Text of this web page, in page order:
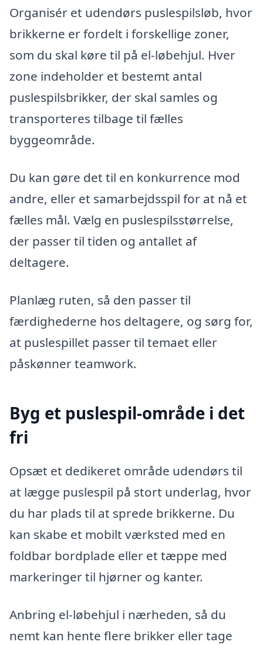
Organisér et udendørs puslespilsløb, hvor
brikkerne er fordelt i forskellige zoner,
som du skal køre til på el-løbehjul. Hver
zone indeholder et bestemt antal
puslespilsbrikker, der skal samles og
transporteres tilbage til fælles
byggeområde.
Du kan gøre det til en konkurrence mod
andre, eller et samarbejdsspil for at nå et
fælles mål. Vælg en puslespilsstørrelse,
der passer til tiden og antallet af
deltagere.
Planlæg ruten, så den passer til
færdighederne hos deltagere, og sørg for,
at puslespillet passer til temaet eller
påskønner teamwork.
Byg et puslespil-område i det
fri
Opsæt et dedikeret område udendørs til
at lægge puslespil på stort underlag, hvor
du har plads til at sprede brikkerne. Du
kan skabe et mobilt værksted med en
foldbar bordplade eller et tæppe med
markeringer til hjørner og kanter.
Anbring el-løbehjul i nærheden, så du
nemt kan hente flere brikker eller tage